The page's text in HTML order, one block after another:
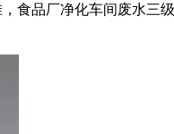
品厂净化车间废水三